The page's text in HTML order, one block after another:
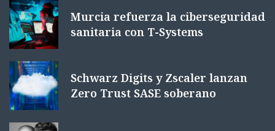
Murcia refuerza la ciberseguridad
sanitaria con T-Systems
Schwarz Digits y Zscaler lanzan
Zero Trust SASE soberano